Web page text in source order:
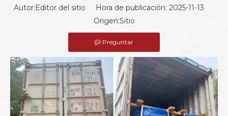
Autor:Editor del sitio Hora de publicación: 2025-11-13
Origen:Sitio
Preguntar